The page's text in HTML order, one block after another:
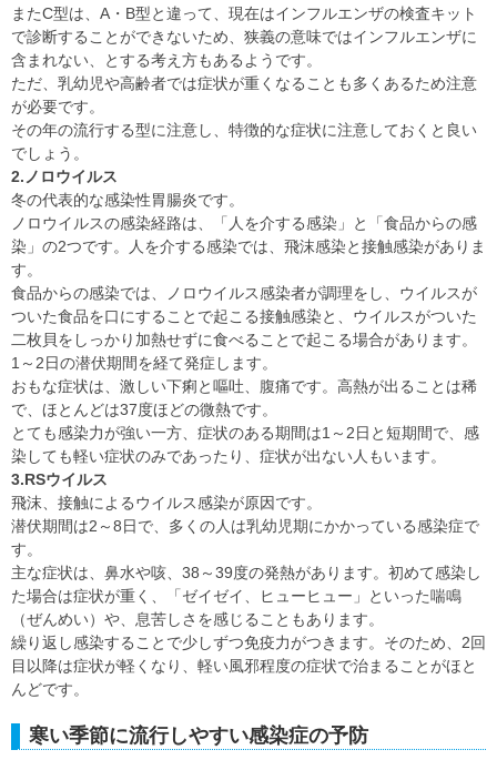
またC型は、A・B型と違って、現在はインフルエンザの検査キット
で診断することができないため、狭義の意味ではインフルエンザに
含まれない、とする考え方もあるようです。
ただ、乳幼児や高齢者では症状が重くなることも多くあるため注意
が必要です。
その年の流行する型に注意し、特徴的な症状に注意しておくと良い
でしょう。
2.ノロウイルス
冬の代表的な感染性胃腸炎です。
ノロウイルスの感染経路は、「人を介する感染」と「食品からの感
染」の2つです。人を介する感染では、飛沫感染と接触感染がありま
す。
食品からの感染では、ノロウイルス感染者が調理をし、ウイルスが
ついた食品を口にすることで起こる接触感染と、ウイルスがついた
二枚貝をしっかり加熱せずに食べることで起こる場合があります。
1～2日の潜伏期間を経て発症します。
おもな症状は、激しい下痢と嘔吐、腹痛です。高熱が出ることは稀
で、ほとんどは37度ほどの微熱です。
とても感染力が強い一方、症状のある期間は1～2日と短期間で、感
染しても軽い症状のみであったり、症状が出ない人もいます。
3.RSウイルス
飛沫、接触によるウイルス感染が原因です。
潜伏期間は2～8日で、多くの人は乳幼児期にかかっている感染症で
す。
主な症状は、鼻水や咳、38～39度の発熱があります。初めて感染し
た場合は症状が重く、「ゼイゼイ、ヒューヒュー」といった喘鳴
（ぜんめい）や、息苦しさを感じることもあります。
繰り返し感染することで少しずつ免疫力がつきます。そのため、2回
目以降は症状が軽くなり、軽い風邪程度の症状で治まることがほと
んどです。
寒い季節に流行しやすい感染症の予防